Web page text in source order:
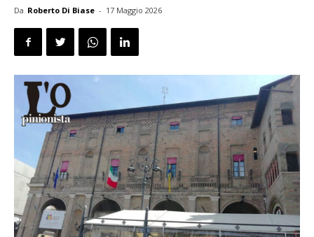
Da Roberto Di Biase - 17 Maggio 2026